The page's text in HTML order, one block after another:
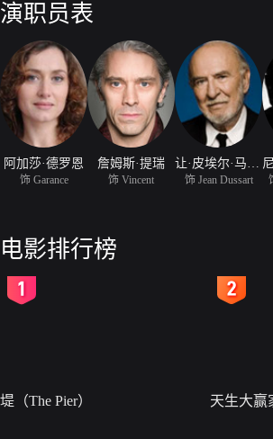
演职员表
阿加莎·德罗恩
饰 Garance
詹姆斯·提瑞
饰 Vincent 饰 Jean Dussart
电影排行榜
堤（The Pier） 天生大赢